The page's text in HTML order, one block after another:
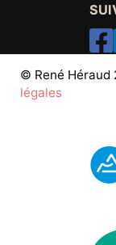
© René Héraud
légales